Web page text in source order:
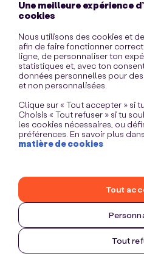
Une meilleure expérience
cookies
Nous utilisons des cookies et
afin de faire fonctionner
ligne, de personnaliser ton
statistiques et, avec ton
données personnelles pour
et non personnalisées.
Clique sur « Tout accepter » si
Choisis « Tout refuser » si tu
les cookies nécessaires, ou
préférences. En savoir plus
matière de cookies
Tout
Tout